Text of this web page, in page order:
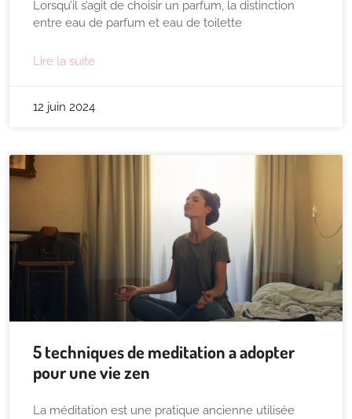
Lorsqu’il s’agit de choisir un parfum, la distinction
entre eau de parfum et eau de toilette
Lire la suite
12 juin 2024
5 techniques de meditation a adopter
pour une vie zen
La méditation est une pratique ancienne utilisée